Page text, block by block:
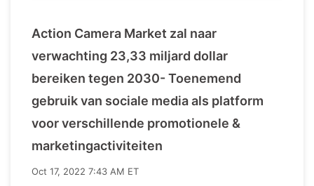
Action Camera Market zal naar
verwachting 23,33 miljard dollar
bereiken tegen 2030- Toenemend
gebruik van sociale media als platform
voor verschillende promotionele &
marketingactiviteiten
Oct 17, 2022 7:43 AM ET